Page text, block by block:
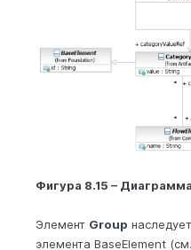
Фигура 8.15 –
Элемент Group
элемента BaseElement